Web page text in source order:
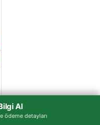
Al
ödeme detayları
Al
ödeme detayları